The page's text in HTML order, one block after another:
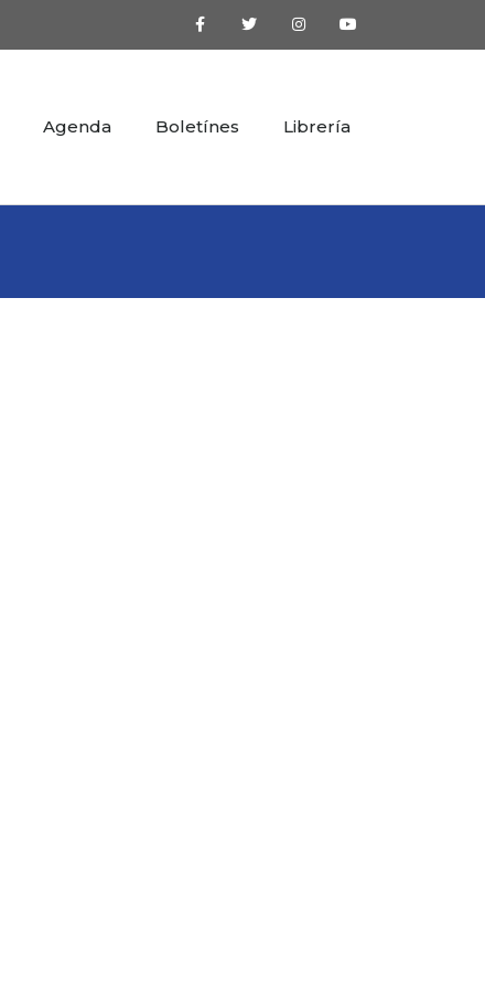
Agenda Boletínes Librería